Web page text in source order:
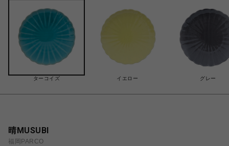
ターコイズ イエロー グレー
晴MUSUBI
福岡PARCO